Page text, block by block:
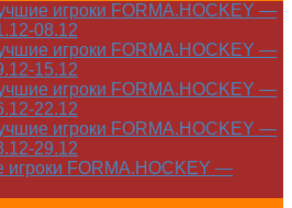
игроки FORMA.HOCKEY —
08.12
игроки FORMA.HOCKEY —
15.12
игроки FORMA.HOCKEY —
22.12
игроки FORMA.HOCKEY —
29.12
игроки FORMA.HOCKEY —